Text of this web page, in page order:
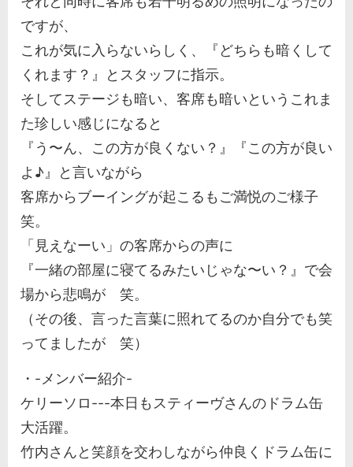
ですが、
これが気に入らないらしく、『どちらも暗くして
くれます？』とスタッフに指示。
そしてステージも暗い、客席も暗いというこれま
た珍しい感じになると
『う〜ん、この方が良くない？』『この方が良い
よ♪』と言いながら
客席からブーイングが起こるもご満悦のご様子
笑。
「見えなーい」の客席からの声に
『一緒の部屋に寝てるみたいじゃな〜い？』で会
場から悲鳴が 笑。
（その後、言った言葉に照れてるのか自分でも笑
ってましたが 笑）
・-メンバー紹介-
ケリーソロ---本日もスティーヴさんのドラム缶
大活躍。
竹内さんと笑顔を交わしながら仲良くドラム缶に